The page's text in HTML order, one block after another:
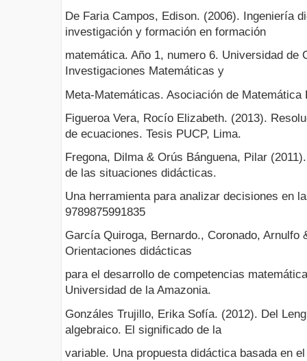
De Faria Campos, Edison. (2006). Ingeniería
investigación y formación en formación
matemática. Año 1, numero 6. Universidad de
Investigaciones Matemáticas y
Meta-Matemáticas. Asociación de Matemática
Figueroa Vera, Rocío Elizabeth. (2013).
de ecuaciones. Tesis PUCP, Lima.
Fregona, Dilma & Orús Bánguena, Pilar
de las situaciones didácticas.
Una herramienta para analizar decisiones en
9789875991835
García Quiroga, Bernardo., Coronado, Arnulfo
Orientaciones didácticas
para el desarrollo de competencias
Universidad de la Amazonia.
Gonzáles Trujillo, Erika Sofía. (2012). Del
algebraico. El significado de la
variable. Una propuesta didáctica basada en